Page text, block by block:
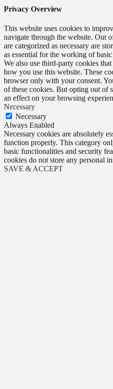
Privacy Overview
This website uses cookies to
navigate through the website. Out
are categorized as necessary are
as essential for the working of
We also use third-party cookies
how you use this website. These
browser only with your consent.
of these cookies. But opting out of
an effect on your browsing
Necessary
Necessary
Always Enabled
Necessary cookies are absolutely
function properly. This category
basic functionalities and security
cookies do not store any personal
SAVE & ACCEPT